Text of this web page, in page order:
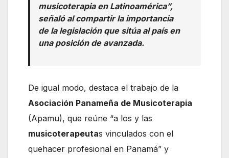
musicoterapia en Latinoamérica”,
señaló al compartir la importancia
de la legislación que sitúa al país en
una posición de avanzada.
De igual modo, destaca el trabajo de la
Asociación Panameña de Musicoterapia
(Apamu), que reúne “a los y las
musicoterapeutas vinculados con el
quehacer profesional en Panamá” y